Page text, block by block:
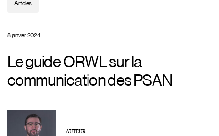
Articles
8 janvier 2024
Le guide ORWL sur la
communication des PSAN
AUTEUR